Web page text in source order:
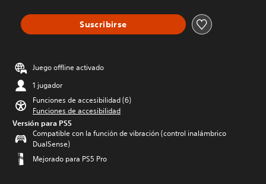
Suscribirse
Juego offline activado
1 jugador
Funciones de accesibilidad (6)
Funciones de accesibilidad
Versión para PS5
Compatible con la función de vibración (control inalámbrico
DualSense)
Mejorado para PS5 Pro